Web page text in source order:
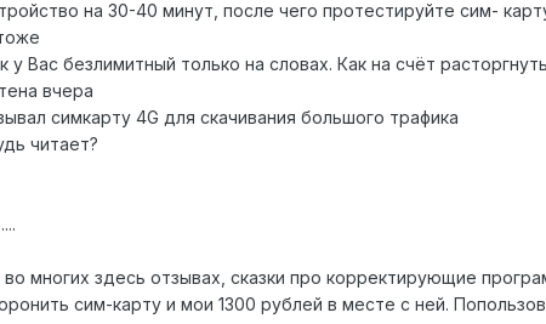
на 30-40 минут, после чего протестируйте сим-
Вас безлимитный только на словах. Как на счёт
вчера
симкарту 4G для скачивания большого трафика
читает?
многих здесь отзывах, сказки про корректирующие
сим-карту и мои 1300 рублей в месте с ней.